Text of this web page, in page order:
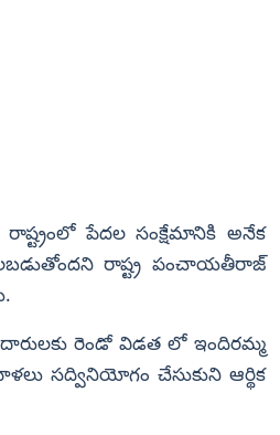
పేదల సంక్షేమానికి అనేక
రాష్ట్ర పంచాయతీరాజ్
రెండో విడత లో ఇందిరమ్మ
సద్వినియోగం చేసుకుని ఆర్థిక